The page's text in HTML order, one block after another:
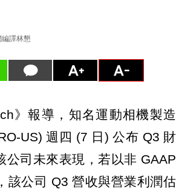
譯林懇
》報導，知名運動相機製造
US) 週四 (7 日) 公布 Q3 財
公司未來表現，若以非 GAAP
該公司 Q3 營收與營業利潤估